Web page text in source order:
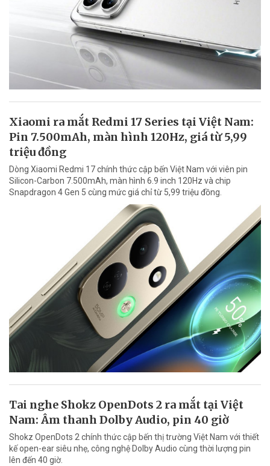
Xiaomi ra mắt Redmi 17 Series tại Việt Nam:
Pin 7.500mAh, màn hình 120Hz, giá từ 5,99
triệu đồng
Dòng Xiaomi Redmi 17 chính thức cập bến Việt Nam với viên pin
Silicon-Carbon 7.500mAh, màn hình 6.9 inch 120Hz và chip
Snapdragon 4 Gen 5 cùng mức giá chỉ từ 5,99 triệu đồng.
Tai nghe Shokz OpenDots 2 ra mắt tại Việt
Nam: Âm thanh Dolby Audio, pin 40 giờ
Shokz OpenDots 2 chính thức cập bến thị trường Việt Nam với thiết
kế open-ear siêu nhẹ, công nghệ Dolby Audio cùng thời lượng pin
lên đến 40 giờ.